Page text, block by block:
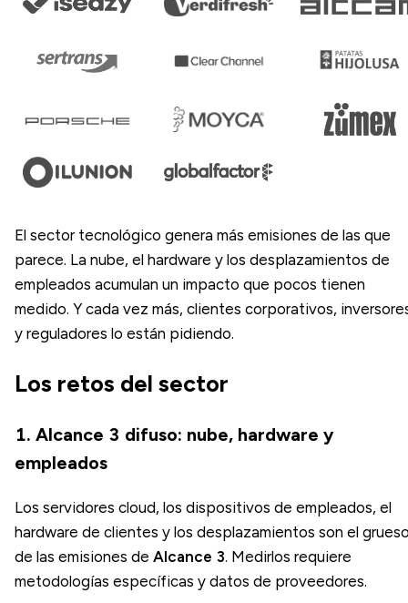
El sector tecnológico genera más emisiones de las que
parece. La nube, el hardware y los desplazamientos de
empleados acumulan un impacto que pocos tienen
medido. Y cada vez más, clientes corporativos,
y reguladores lo están pidiendo.
Los retos del sector
1. Alcance 3 difuso: nube, hardware y
empleados
Los servidores cloud, los dispositivos de empleados, el
hardware de clientes y los desplazamientos son el
de las emisiones de Alcance 3. Medirlos requiere
metodologías específicas y datos de proveedores.